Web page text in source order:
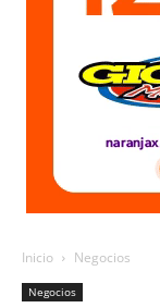
Inicio Negocios
Negocios